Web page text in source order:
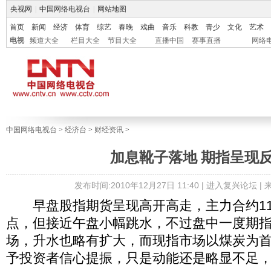
央视网 中国网络电视台 网站地图
首页 新闻 经济 体育 综艺 春晚 戏曲 音乐 科教 青少 文化
艺术
电视
频道大全 栏目大全 节目大全 直播中国 赛事直播 网络
中国网络电视台 > 经济台 > 财经资讯 >
加息靴子落地 期指呈现
发布时间:2010年12月27日 11:40 | 进入复兴论坛|
早盘股指期货呈现高开高走，主力合约
点，但接近午盘小幅跳水，不过盘中一度期
场，升水也略有扩大，而现指市场以煤炭为
予投资者信心提振，只是动能还是略显不足